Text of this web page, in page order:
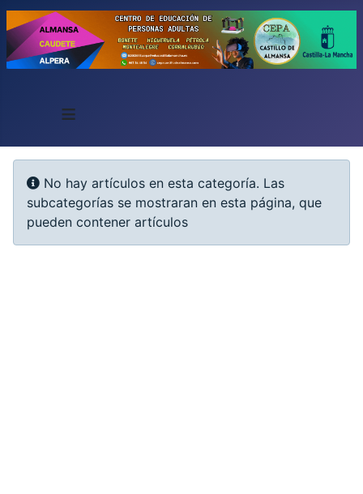
≡
Info
No hay artículos en esta categoría. Las
subcategorías se mostraran en esta página, que
pueden contener artículos